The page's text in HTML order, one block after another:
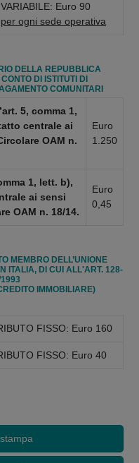
VARIABILE: Euro 90
per ogni sede operativa
DELLA REPUBBLICA
DI ISTITUTI DI
COMUNITARI
5, comma 1,
centrale ai
OAM n.
Euro
1.250
1, lett. b),
ai sensi
OAM n. 18/14.
Euro
0,45
MEMBRO DELL’UNIONE
ITALIA, DI CUI ALL'ART. 128-
IMMOBILIARE)
FISSO: Euro 160
FISSO: Euro 40